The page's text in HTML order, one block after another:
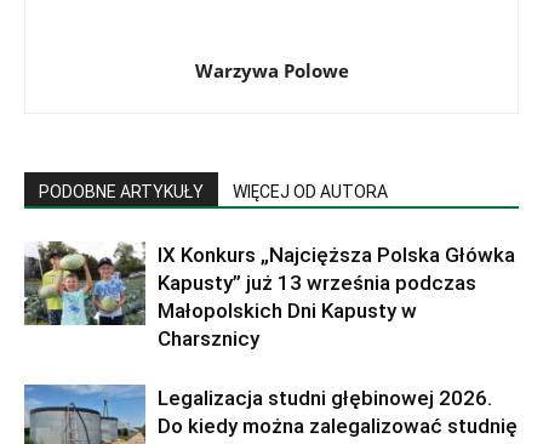
Warzywa Polowe
PODOBNE ARTYKUŁY WIĘCEJ OD AUTORA
IX Konkurs „Najcięższa Polska Główka
Kapusty” już 13 września podczas
Małopolskich Dni Kapusty w
Charsznicy
Legalizacja studni głębinowej 2026.
Do kiedy można zalegalizować studnię